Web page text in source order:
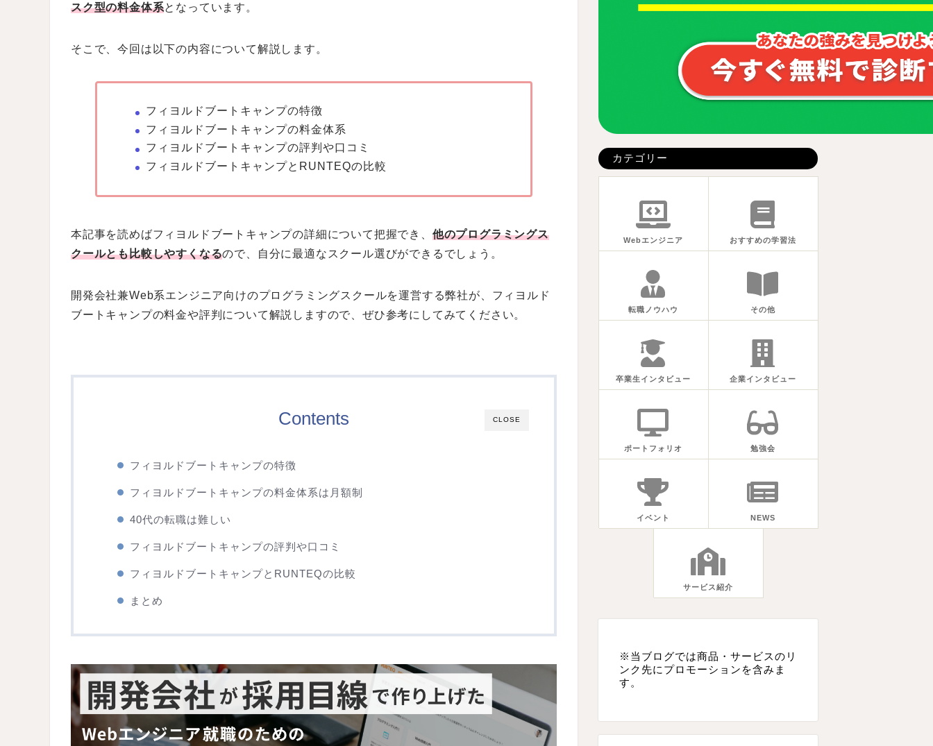
スク型の料金体系となっています。
そこで、今回は以下の内容について解説します。
フィヨルドブートキャンプの特徴
フィヨルドブートキャンプの料金体系
フィヨルドブートキャンプの評判や口コミ
フィヨルドブートキャンプとRUNTEQの比較
本記事を読めばフィヨルドブートキャンプの詳細について把握でき、 他のプログラミングス
クールとも比較しやすくなるので、自分に最適なスクール選びができるでしょう。
開発会社兼Web系エンジニア向けのプログラミングスクールを運営する弊社が、フィヨルド
ブートキャンプの料金や評判について解説しますので、ぜひ参考にしてみてください。
CLOSE
Contents
フィヨルドブートキャンプの特徴
フィヨルドブートキャンプの料金体系は月額制
40代の転職は難しい
フィヨルドブートキャンプの評判や口コミ
フィヨルドブートキャンプとRUNTEQの比較
まとめ
カテゴリー
Webエンジニア おすすめの学習法
転職ノウハウ その他
卒業生インタビュー 企業インタビュー
ポートフォリオ 勉強会
イベント NEWS
サービス紹介
※当ブログでは商品・サービスのリ
ンク先にプロモーションを含みま
す。